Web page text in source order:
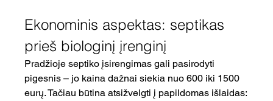
Ekonominis aspektas: septikas
prieš biologinį įrenginį
Pradžioje septiko įsirengimas gali pasirodyti
pigesnis – jo kaina dažnai siekia nuo 600 iki 1500
eurų. Tačiau būtina atsižvelgti į papildomas išlaidas: